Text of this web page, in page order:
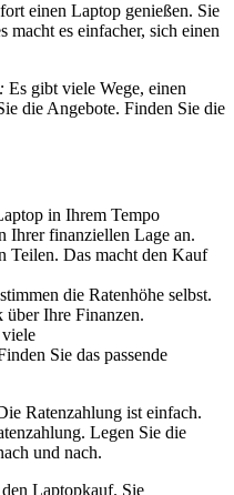
einen Laptop genießen. Sie
macht es einfacher, sich einen
Es gibt viele Wege, einen
die Angebote. Finden Sie die
in Ihrem Tempo
Ihrer finanziellen Lage an.
Teilen. Das macht den Kauf
die Ratenhöhe selbst.
über Ihre Finanzen.
Sie das passende
Ratenzahlung ist einfach.
Legen Sie die
und nach.
Laptopkauf. Sie